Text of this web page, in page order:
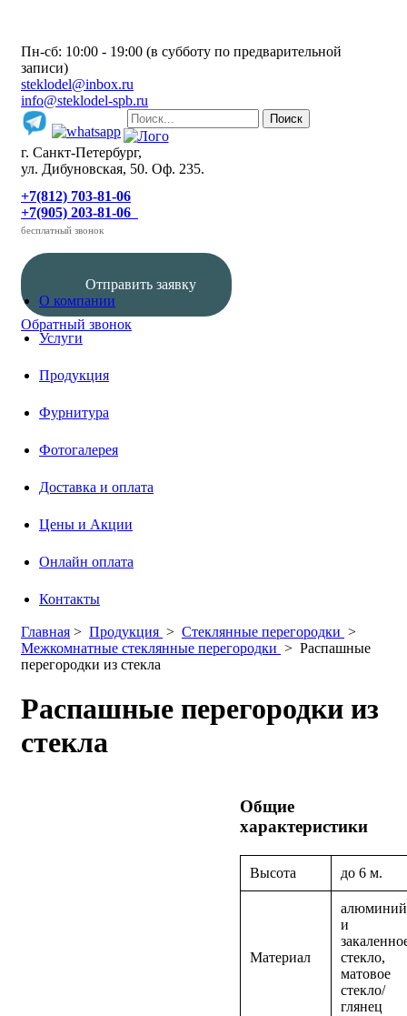
Пн-сб: 10:00 - 19:00 (в субботу по предварительной
записи)
steklodel@inbox.ru
info@steklodel-spb.ru
г. Санкт-Петербург,
ул. Дибуновская, 50. Оф. 235.
+7(812) 703-81-06
+7(905) 203-81-06
бесплатный звонок
Отправить заявку
Обратный звонок
О компании
Услуги
Продукция
Фурнитура
Фотогалерея
Доставка и оплата
Цены и Акции
Онлайн оплата
Контакты
Главная > Продукция > Стеклянные перегородки >
Межкомнатные стеклянные перегородки > Распашные
перегородки из стекла
Распашные перегородки из
стекла
Общие
характеристики
Высота до 6 м.
Материал
алюминий
и
стекло,
матовое
стекло/
глянец